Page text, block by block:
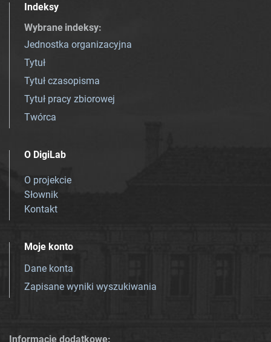
Indeksy
Wybrane indeksy:
Jednostka organizacyjna
Tytuł
Tytuł czasopisma
Tytuł pracy zbiorowej
Twórca
O DigiLab
O projekcie
Słownik
Kontakt
Moje konto
Dane konta
Zapisane wyniki wyszukiwania
Informacje dodatkowe: